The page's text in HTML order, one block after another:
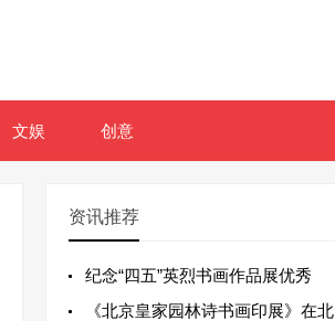
文娱 创意
资讯推荐
纪念“四五”英烈书画作品展优秀
《北京皇家园林诗书画印展》在北